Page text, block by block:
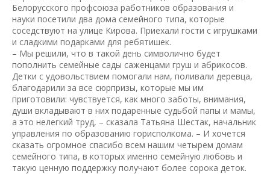
Белорусского профсоюза работников образования и
науки посетили два дома семейного типа, которые
соседствуют на улице Кирова. Приехали гости с игрушками
и сладкими подарками для ребятишек.
– Мы решили, что в такой день символично будет
пополнить семейные сады саженцами груш и абрикосов.
Детки с удовольствием помогали нам, поливали деревца,
благодарили за все сюрпризы, которые мы им
приготовили: чувствуется, как много заботы, внимания,
души вкладывают в них подаренные судьбой папы и мамы,
а это нелегкий труд, – сказала Татьяна Шестак, начальник
управления по образованию горисполкома. – И хочется
сказать огромное спасибо всем нашим четырем домам
семейного типа, в которых именно семейную любовь и
такую ценную поддержку получают более сорока деток.